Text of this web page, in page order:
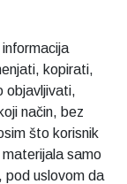
kopirati,
objavljivati,
način, bez
što korisnik
samo
pod uslovom da